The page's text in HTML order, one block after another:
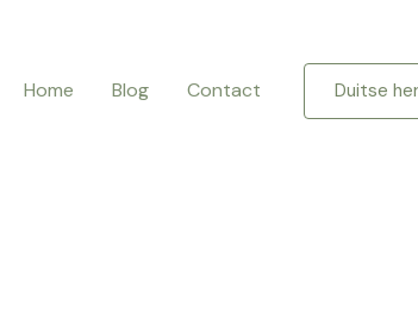
Home Blog Contact Duitse